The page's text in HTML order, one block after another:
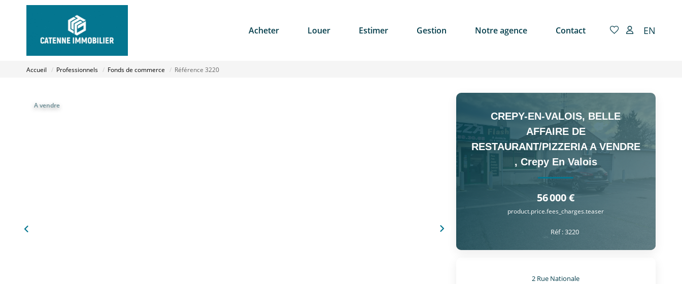
Acheter Louer Estimer Gestion Notre agence Contact EN
Accueil Professionnels Fonds de commerce Référence 3220
A vendre
CREPY-EN-VALOIS, BELLE
AFFAIRE DE
RESTAURANT/PIZZERIA A VENDRE
, Crepy En Valois
56 000 €
product.price.fees_charges.teaser
Réf :3220
2 Rue Nationale